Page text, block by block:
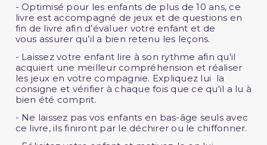
- Optimisé pour les enfants de plus de 10 ans, ce
livre est accompagné de jeux et de questions en
fin de livre afin d’évaluer votre enfant et de
vous assurer qu’il a bien retenu les leçons.
- Laissez votre enfant lire à son rythme afin qu'il
acquiert une meilleur compréhension et réaliser
les jeux en votre compagnie. Expliquez lui la
consigne et vérifier à chaque fois que ce qu'il a lu à
bien été comprit.
- Ne laissez pas vos enfants en bas-âge seuls avec
ce livre, ils finiront par le déchirer ou le chiffonner.